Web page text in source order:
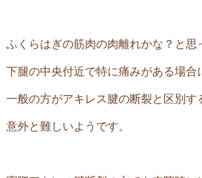
ふくらはぎの筋肉の肉離れかな？と思
下腿の中央付近で特に痛みがある場合
一般の方がアキレス腱の断裂と区別す
意外と難しいようです。